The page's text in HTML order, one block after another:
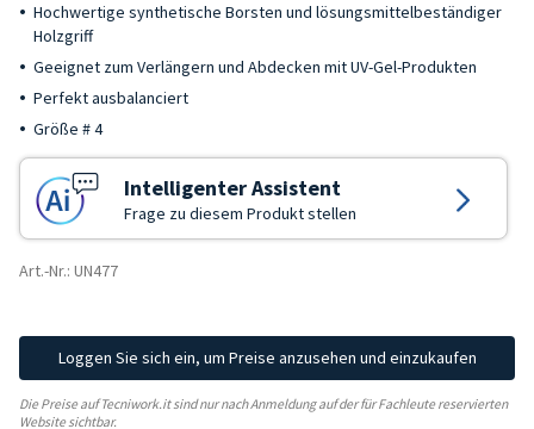
Hochwertige synthetische Borsten und lösungsmittelbeständiger
Holzgriff
Geeignet zum Verlängern und Abdecken mit UV-Gel-Produkten
Perfekt ausbalanciert
Größe # 4
Intelligenter Assistent
Frage zu diesem Produkt stellen
Art.-Nr.: UN477
Loggen Sie sich ein, um Preise anzusehen und einzukaufen
Die Preise auf Tecniwork.it sind nur nach Anmeldung auf der für Fachleute reservierten
Website sichtbar.